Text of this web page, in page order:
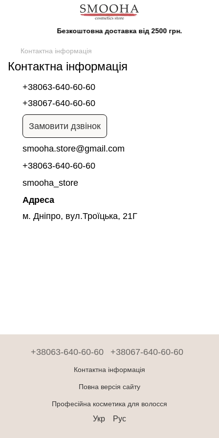
Безкоштовна доставка від 2500 грн.
Контактна інформація
Контактна інформація
+38063-640-60-60
+38067-640-60-60
Замовити дзвінок
smooha.store@gmail.com
+38063-640-60-60
smooha_store
Адреса
м. Дніпро, вул.Троїцька, 21Г
+38063-640-60-60 +38067-640-60-60
Контактна інформація
Повна версія сайту
Професійна косметика для волосся
Укр Рус